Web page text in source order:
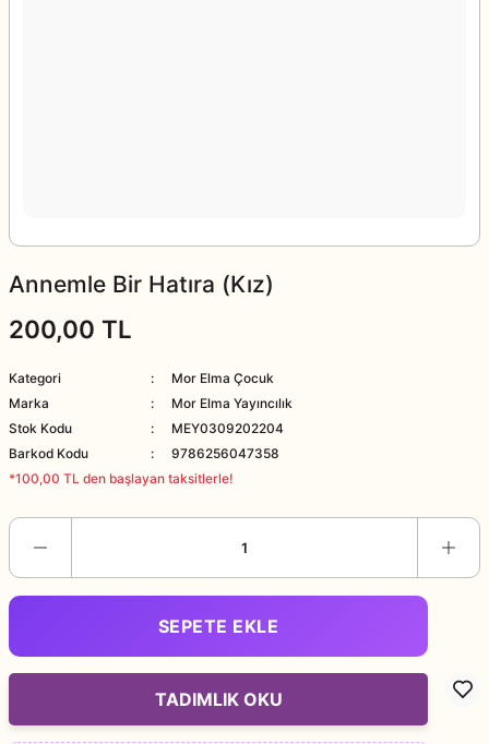
Annemle Bir Hatıra (Kız)
200,00 TL
Kategori
Mor Elma Çocuk
Marka
Mor Elma Yayıncılık
Stok Kodu
MEY0309202204
Barkod Kodu
9786256047358
*100,00 TL den başlayan taksitlerle!
SEPETE EKLE
TADIMLIK OKU